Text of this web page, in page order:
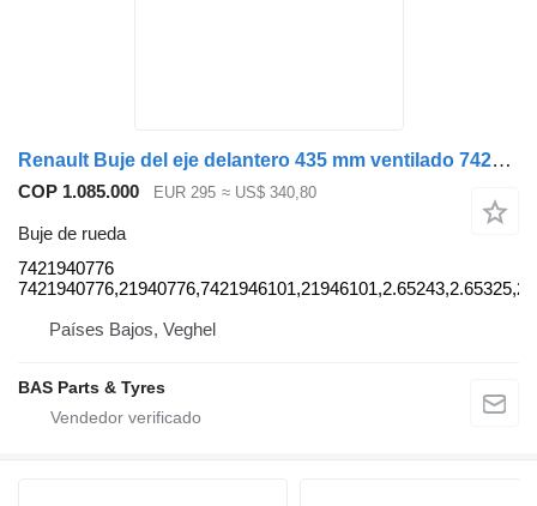
Renault Buje del eje delantero 435 mm ventilado 7421940776 buje de rueda para Renault camión
COP 1.085.000 EUR 295 ≈ US$ 340,80
Buje de rueda
7421940776
Países Bajos, Veghel
BAS Parts & Tyres